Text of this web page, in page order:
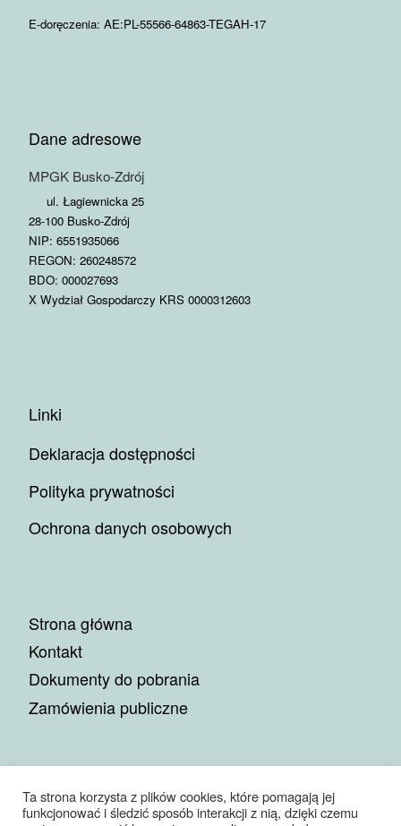
E-doręczenia: AE:PL-55566-64863-TEGAH-17
Dane adresowe
MPGK Busko-Zdrój
ul. Łagiewnicka 25
28-100 Busko-Zdrój
NIP: 6551935066
REGON: 260248572
BDO: 000027693
X Wydział Gospodarczy KRS 0000312603
Linki
Deklaracja dostępności
Polityka prywatności
Ochrona danych osobowych
Strona główna
Kontakt
Dokumenty do pobrania
Zamówienia publiczne
© 2026Miejskie Przedsiębiorstwo Gospodarki Komunalnej
Ta strona korzysta z plików cookies, które pomagają jej
funkcjonować i śledzić sposób interakcji z nią, dzięki czemu